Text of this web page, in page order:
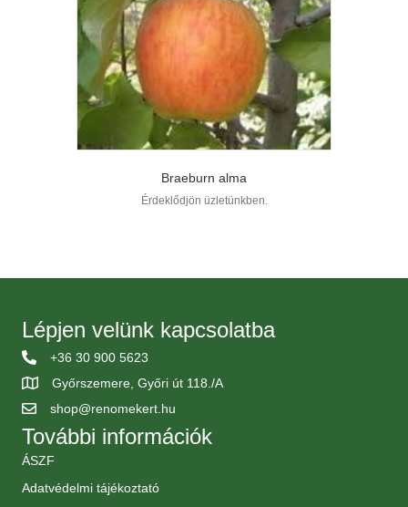
Braeburn alma
Érdeklődjön üzletünkben.
Lépjen velünk kapcsolatba
+36 30 900 5623
Győrszemere, Győri út 118./A
shop@renomekert.hu
További információk
ÁSZF
Adatvédelmi tájékoztató